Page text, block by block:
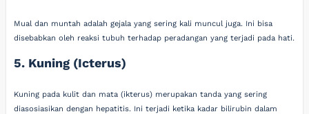
Mual dan muntah adalah gejala yang sering kali muncul juga. Ini bisa
disebabkan oleh reaksi tubuh terhadap peradangan yang terjadi pada hati.
5. Kuning (Icterus)
Kuning pada kulit dan mata (ikterus) merupakan tanda yang sering
diasosiasikan dengan hepatitis. Ini terjadi ketika kadar bilirubin dalam